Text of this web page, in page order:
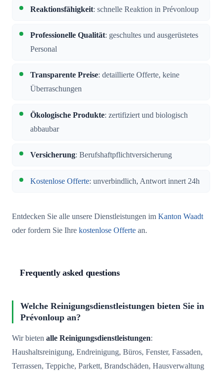
Reaktionsfähigkeit: schnelle Reaktion in Prévonloup
Professionelle Qualität: geschultes und ausgerüstetes
Personal
Transparente Preise: detaillierte Offerte, keine
Überraschungen
Ökologische Produkte: zertifiziert und biologisch
abbaubar
Versicherung: Berufshaftpflichtversicherung
Kostenlose Offerte: unverbindlich, Antwort innert 24h
Entdecken Sie alle unsere Dienstleistungen im Kanton Waadt
oder fordern Sie Ihre kostenlose Offerte an.
Frequently asked questions
Welche Reinigungsdienstleistungen bieten Sie in
Prévonloup an?
Wir bieten alle Reinigungsdienstleistungen:
Haushaltsreinigung, Endreinigung, Büros, Fenster, Fassaden,
Terrassen, Teppiche, Parkett, Brandschäden, Hausverwaltung